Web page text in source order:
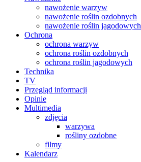
nawożenie warzyw
nawożenie roślin ozdobnych
nawożenie roślin jagodowych
Ochrona
ochrona warzyw
ochrona roślin ozdobnych
ochrona roślin jagodowych
Technika
TV
Przegląd informacji
Opinie
Multimedia
zdjęcia
warzywa
rośliny ozdobne
filmy
Kalendarz